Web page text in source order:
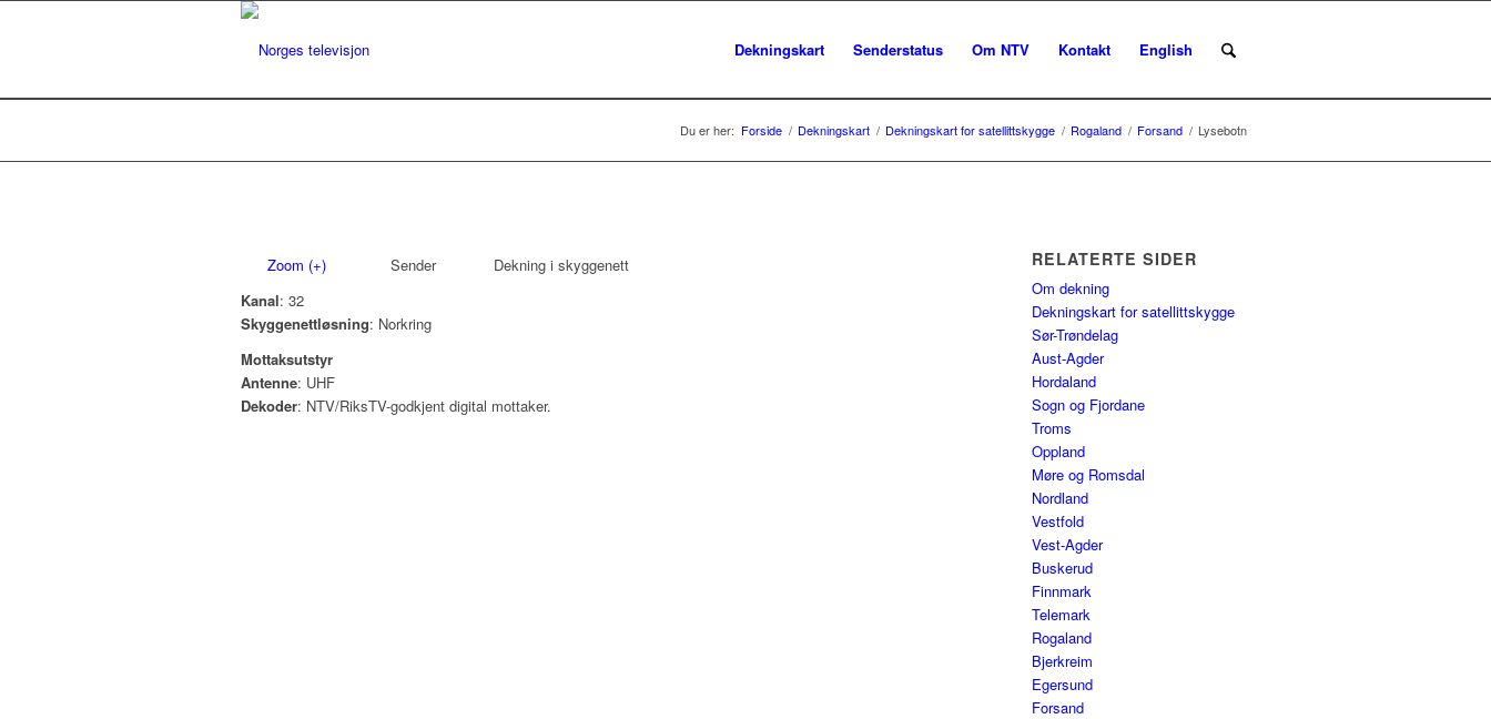
Dekningskart Senderstatus Om NTV Kontakt English
Du er her: Forside / Dekningskart / Dekningskart for satellittskygge / Rogaland / Forsand / Lysebotn
Zoom (+) Sender
Dekning i skyggenett
Kanal: 32
Skyggenettløsning: Norkring
Mottaksutstyr
Antenne: UHF
Dekoder: NTV/RiksTV-godkjent digital mottaker.
RELATERTE SIDER
Om dekning
Dekningskart for satellittskygge
Sør-Trøndelag
Aust-Agder
Hordaland
Sogn og Fjordane
Troms
Oppland
Møre og Romsdal
Nordland
Vestfold
Vest-Agder
Buskerud
Finnmark
Telemark
Rogaland
Bjerkreim
Egersund
Forsand